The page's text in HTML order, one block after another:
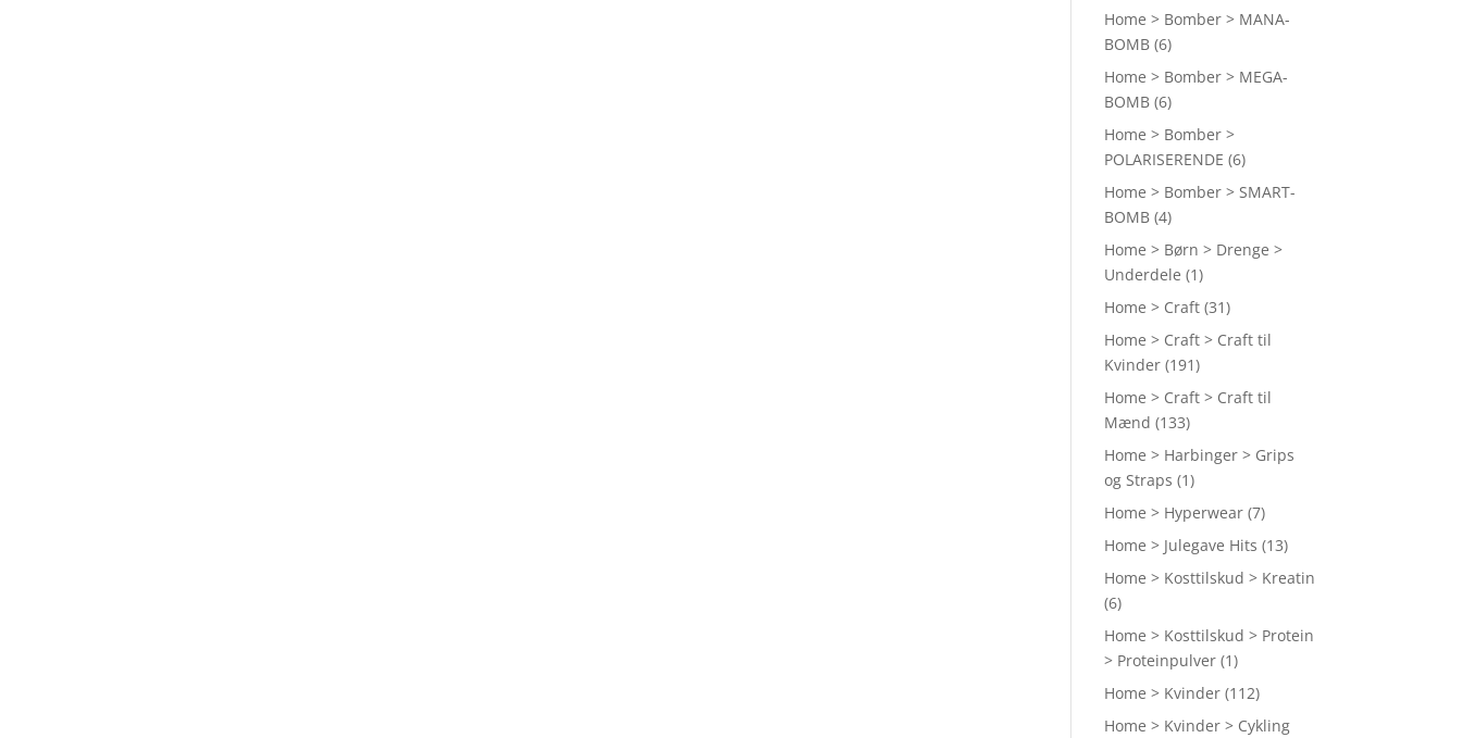
Home > Bomber > MANA-
BOMB (6)
Home > Bomber > MEGA-
BOMB (6)
Home > Bomber >
POLARISERENDE (6)
Home > Bomber > SMART-
BOMB (4)
Home > Børn > Drenge >
Underdele (1)
Home > Craft (31)
Home > Craft > Craft til
Kvinder (191)
Home > Craft > Craft til
Mænd (133)
Home > Harbinger > Grips
og Straps (1)
Home > Hyperwear (7)
Home > Julegave Hits (13)
Home > Kosttilskud > Kreatin
(6)
Home > Kosttilskud > Protein
> Proteinpulver (1)
Home > Kvinder (112)
Home > Kvinder > Cykling